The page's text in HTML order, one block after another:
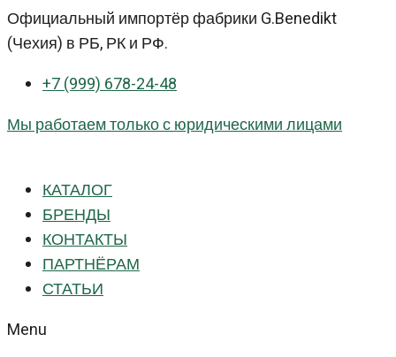
Перейти
к
Официальный импортёр фабрики G.Benedikt
(Чехия) в РБ, РК и РФ.
+7 (999) 678-24-48
Мы работаем только с юридическими лицами
КАТАЛОГ
БРЕНДЫ
КОНТАКТЫ
ПАРТНЁРАМ
СТАТЬИ
Menu